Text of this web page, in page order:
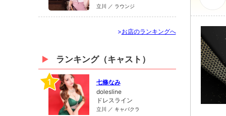
立川 ／ ラウンジ
>お店のランキングへ
ランキング（キャスト）
1
七條なみ
dolesline
ドレスライン
立川 ／ キャバクラ